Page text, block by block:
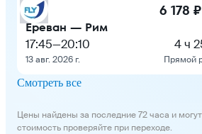
6 178 ₽
Ереван — Рим
17:45—20:10
13 авг. 2026 г.
4 ч
Прямой
Смотреть все
Цены найдены за последние 72 часа и
стоимость проверяйте при переходе.